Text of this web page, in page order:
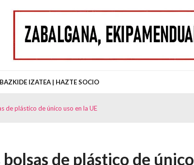
BAZKIDE IZATEA | HAZTE SOCIO
de plástico de único uso en la UE
de plástico de único